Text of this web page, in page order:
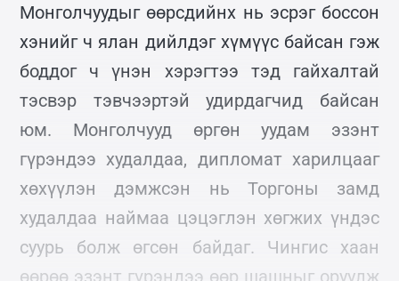
Монголчуудыг өөрсдийнх нь эсрэг боссон
хэнийг ч ялан дийлдэг хүмүүс байсан гэж
боддог ч үнэн хэрэгтээ тэд гайхалтай
тэсвэр тэвчээртэй удирдагчид байсан
юм. Монголчууд өргөн уудам эзэнт
гүрэндээ худалдаа, дипломат харилцааг
хөхүүлэн дэмжсэн нь Торгоны замд
худалдаа наймаа цэцэглэн хөгжих үндэс
суурь болж өгсөн байдаг. Чингис хаан
өөрөө эзэнт гүрэндээ өөр шашныг оруулж